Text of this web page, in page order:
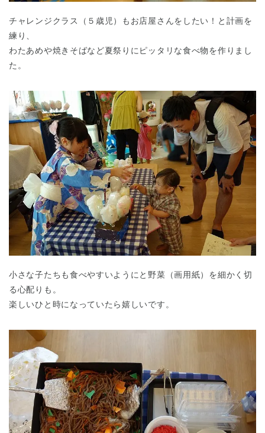
チャレンジクラス（５歳児）もお店屋さんをしたい！と計画を
練り、
わたあめや焼きそばなど夏祭りにピッタリな食べ物を作りまし
た。
小さな子たちも食べやすいようにと野菜（画用紙）を細かく切
る心配りも。
楽しいひと時になっていたら嬉しいです。